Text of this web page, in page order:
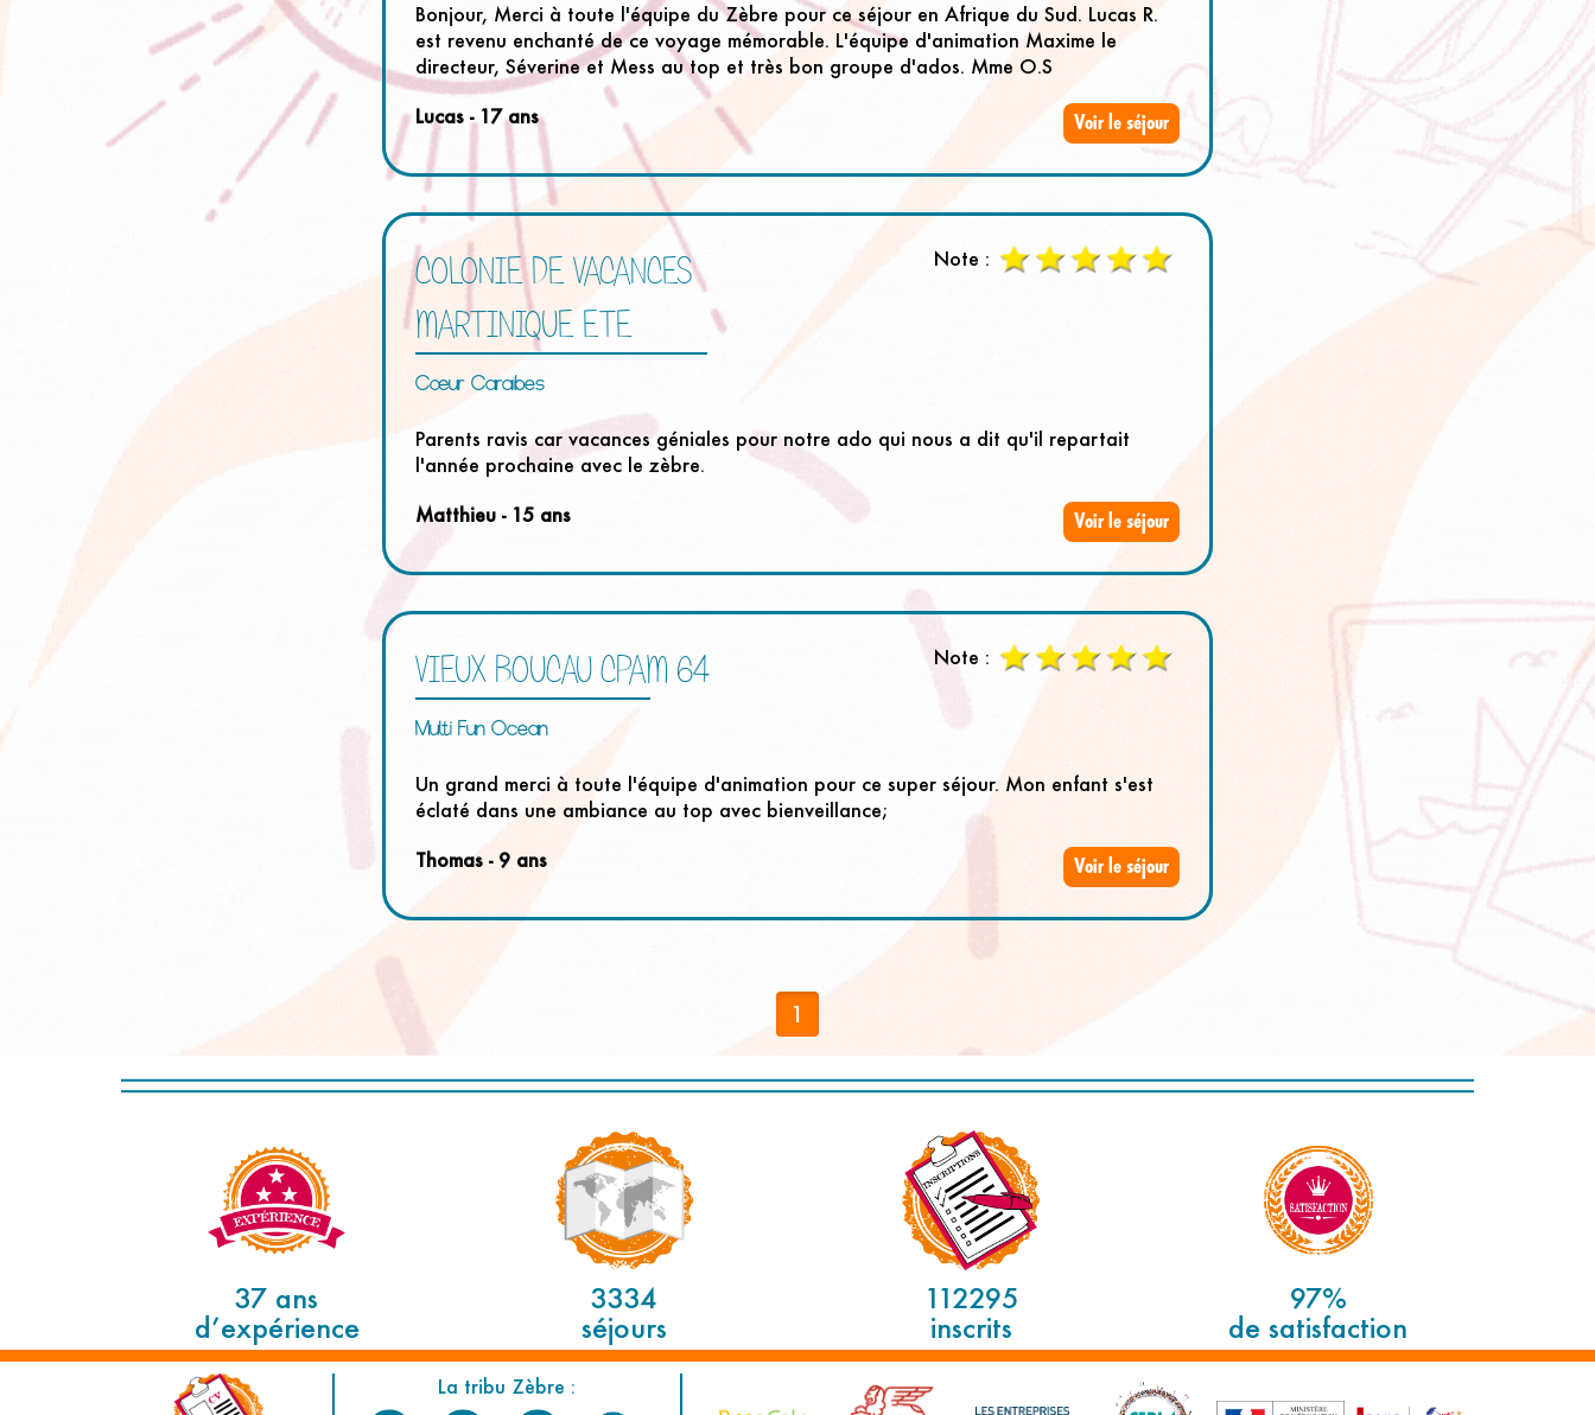
Bonjour, Merci à toute l'équipe du Zèbre pour ce séjour en Afrique du Sud. Lucas R.
est revenu enchanté de ce voyage mémorable. L'équipe d'animation Maxime le
directeur, Séverine et Mess au top et très bon groupe d'ados. Mme O.S
Lucas - 17 ans
Voir le séjour
COLONIE DE VACANCES
MARTINIQUE ETE
Cœur Caraïbes
Note :
Parents ravis car vacances géniales pour notre ado qui nous a dit qu'il repartait
l'année prochaine avec le zèbre.
Matthieu - 15 ans
Voir le séjour
VIEUX BOUCAU CPAM 64
Multi Fun Océan
Note :
Un grand merci à toute l'équipe d'animation pour ce super séjour. Mon enfant s'est
éclaté dans une ambiance au top avec bienveillance;
Thomas - 9 ans
Voir le séjour
1
37 ans
d’expérience
3334
séjours
112295
inscrits
97%
de satisfaction
La tribu Zèbre :